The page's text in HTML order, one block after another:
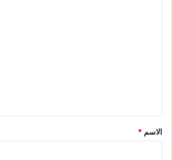
*
الاسم *